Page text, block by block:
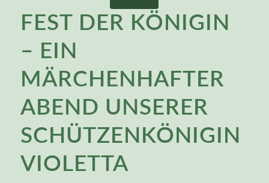
FEST DER KÖNIGIN
– EIN
MÄRCHENHAFTER
ABEND UNSERER
SCHÜTZENKÖNIGIN
VIOLETTA